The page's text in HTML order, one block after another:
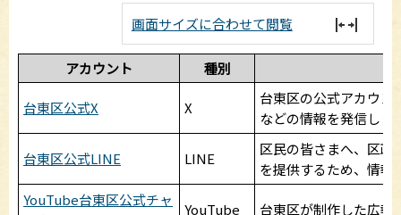
画面サイズに合わせて閲覧
アカウント 種別
台東区公式X X
台東区の公式アカウン
などの情報を発信しま
台東区公式LINE LINE
区民の皆さまへ、区政
を提供するため、情報
YouTube台東区公式チャ
YouTube 台東区が制作した広報